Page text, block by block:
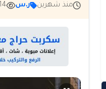
منذ شهرين ر.س 14 مشاهدة